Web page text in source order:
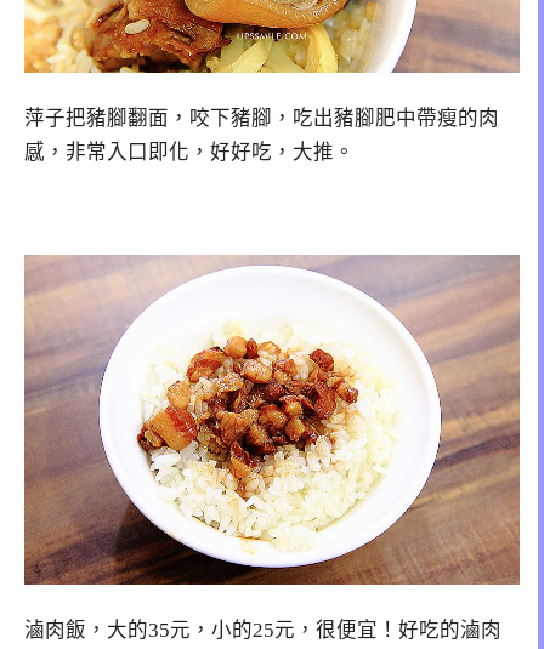
萍子把豬腳翻面，咬下豬腳，吃出豬腳肥中帶瘦的肉
感，非常入口即化，好好吃，大推。
滷肉飯，大的35元，小的25元，很便宜！好吃的滷肉